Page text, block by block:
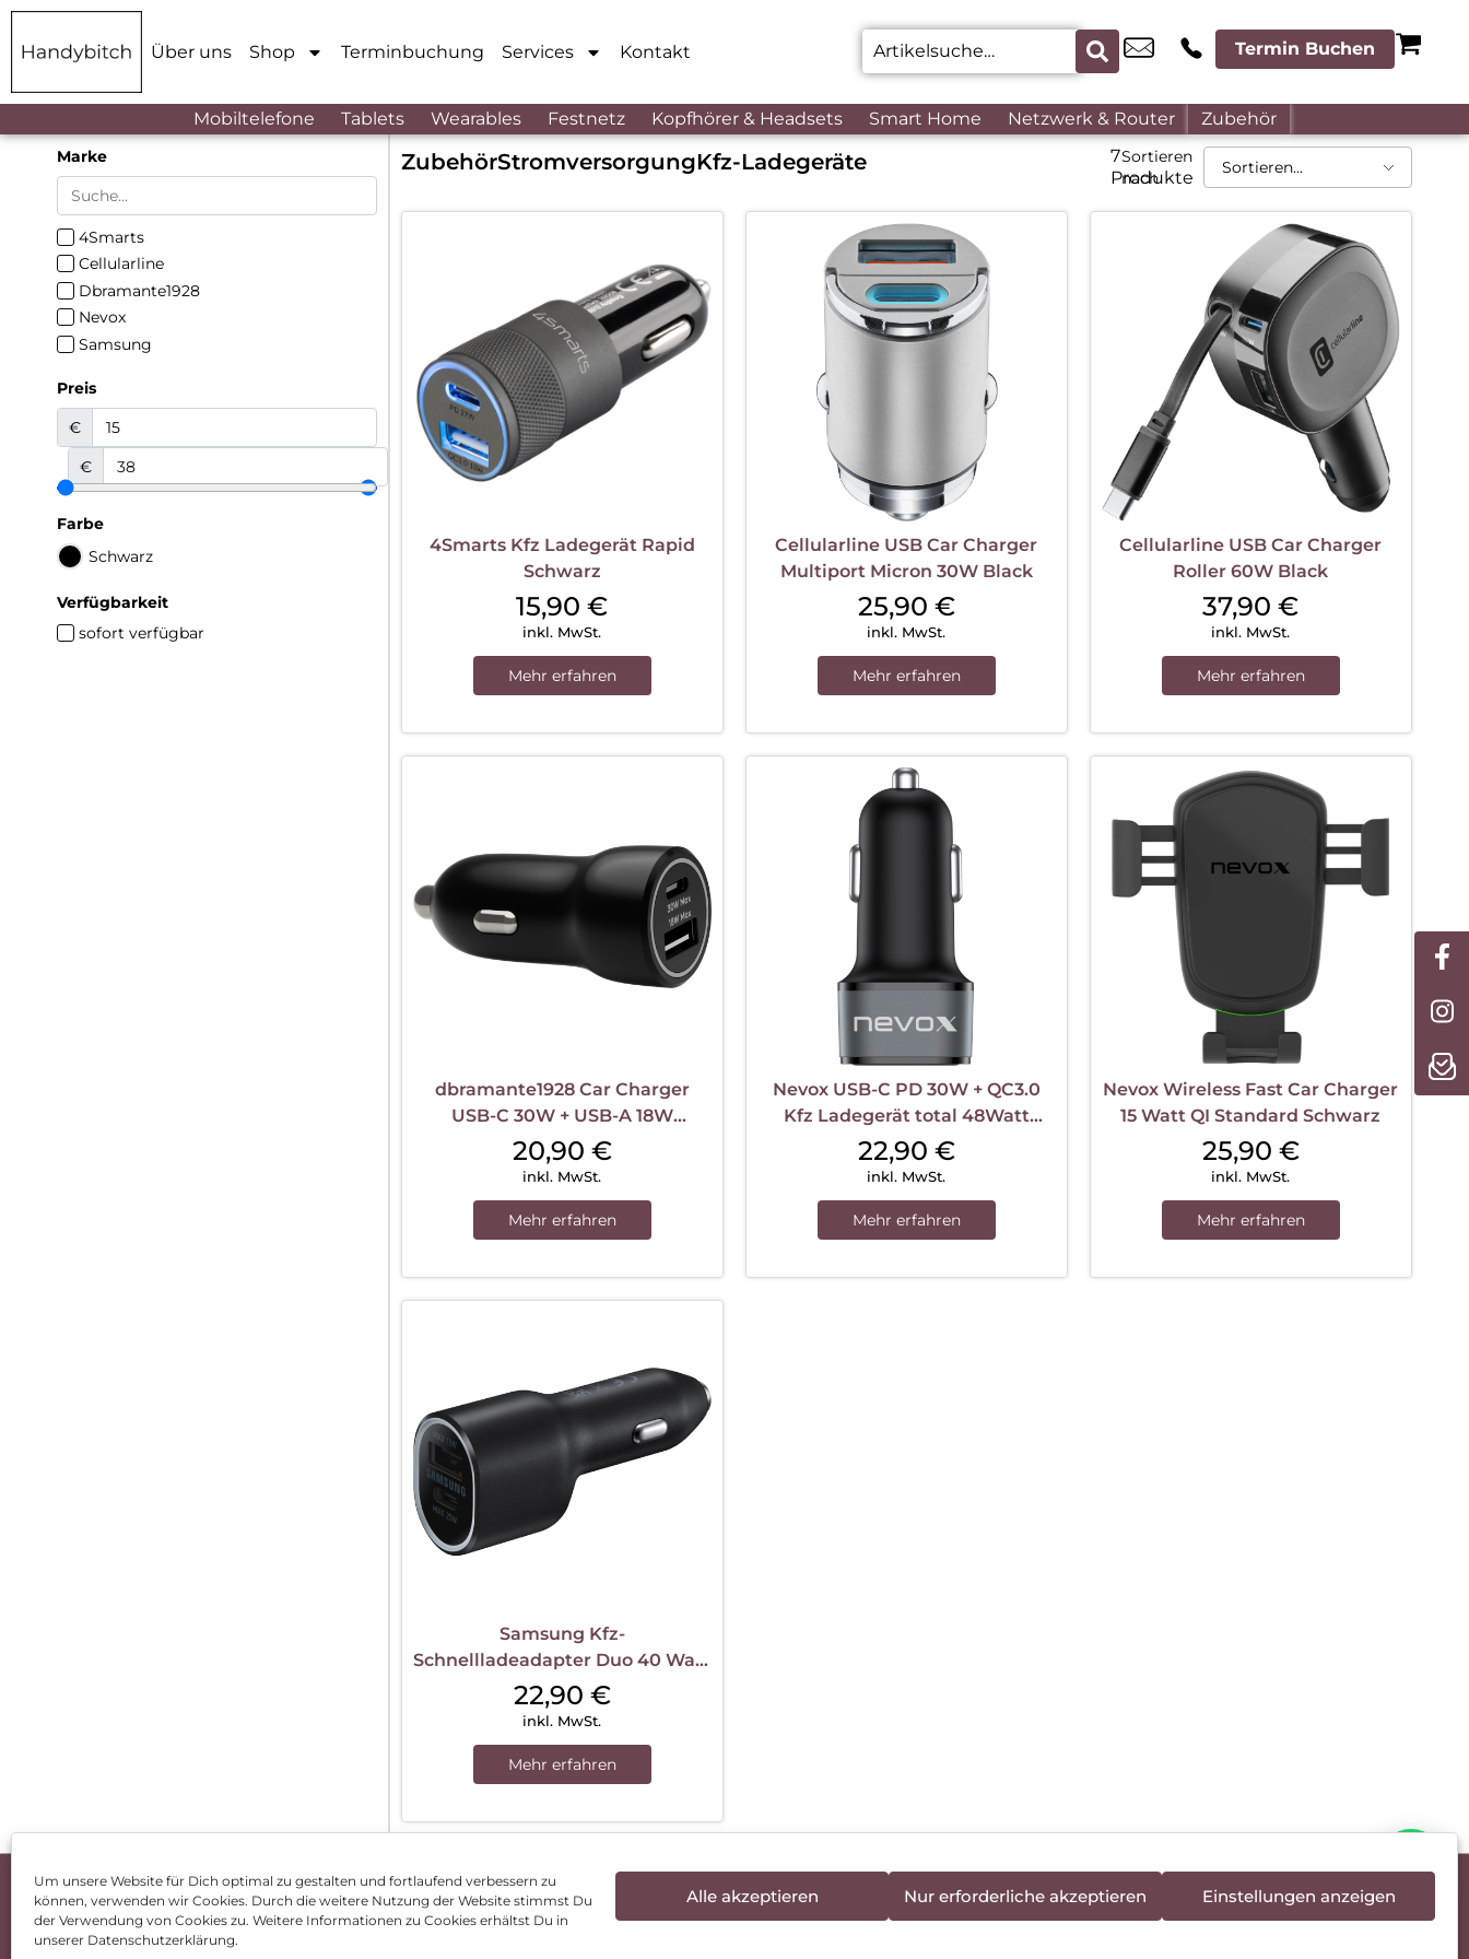
Um unsere Website für Dich optimal zu gestalten und fortlaufend verbessern zu
können, verwenden wir Cookies. Durch die weitere Nutzung der Website stimmst Du
der Verwendung von Cookies zu. Weitere Informationen zu Cookies erhältst Du in
unserer Datenschutzerklärung.
Alle akzeptieren Nur erforderliche akzeptieren Einstellungen anzeigen
Über uns Shop Terminbuchung Services Kontakt Termin Buchen
Mobiltelefone Tablets Wearables Festnetz Kopfhörer & Headsets Smart Home Netzwerk & Router Zubehör
Marke
4Smarts
Cellularline
Dbramante1928
Nevox
Samsung
Preis
€
€
Farbe
Schwarz
Verfügbarkeit
sofort verfügbar
ZubehörStromversorgungKfz-Ladegeräte
7
Produkte
Sortieren
nach
4Smarts Kfz Ladegerät Rapid
Schwarz
15,90€
inkl. MwSt.
Mehr erfahren
Cellularline USB Car Charger
Multiport Micron 30W Black
25,90 €
inkl. MwSt.
Mehr erfahren
Cellularline USB Car Charger
Roller 60W Black
37,90€
inkl. MwSt.
Mehr erfahren
dbramante1928 Car Charger
USB-C 30W + USB-A 18W
Schwarz
20,90 €
inkl. MwSt.
Mehr erfahren
Nevox USB-C PD 30W + QC3.0
Kfz Ladegerät total 48Watt
Schwarz
22,90 €
inkl. MwSt.
Mehr erfahren
Nevox Wireless Fast Car Charger
15 Watt QI Standard Schwarz
25,90 €
inkl. MwSt.
Mehr erfahren
Samsung Kfz-
Schnellladeadapter Duo 40 Watt
EP-L4020N Schwarz
22,90 €
inkl. MwSt.
Mehr erfahren
Impressum AGB Datenschutz Vertrag widerrufen Hinweis zur Batterieentsorgung Newsletter